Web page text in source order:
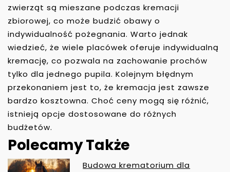
zwierząt są mieszane podczas kremacji
zbiorowej, co może budzić obawy o
indywidualność pożegnania. Warto jednak
wiedzieć, że wiele placówek oferuje indywidualną
kremację, co pozwala na zachowanie prochów
tylko dla jednego pupila. Kolejnym błędnym
przekonaniem jest to, że kremacja jest zawsze
bardzo kosztowna. Choć ceny mogą się różnić,
istnieją opcje dostosowane do różnych
budżetów.
Polecamy Także
Budowa krematorium dla